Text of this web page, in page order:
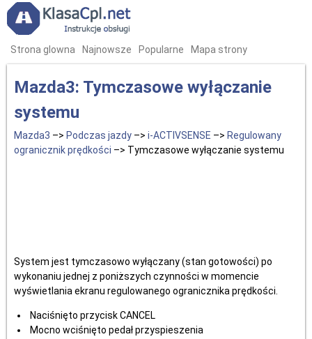
Strona glowna Najnowsze Popularne Mapa strony
Mazda3: Tymczasowe wyłączanie
systemu
Mazda3 –> Podczas jazdy –> i-ACTIVSENSE –> Regulowany
ogranicznik prędkości –> Tymczasowe wyłączanie systemu
System jest tymczasowo wyłączany (stan gotowości) po
wykonaniu jednej z poniższych czynności w momencie
wyświetlania ekranu regulowanego ogranicznika prędkości.
Naciśnięto przycisk CANCEL
Mocno wciśnięto pedał przyspieszenia